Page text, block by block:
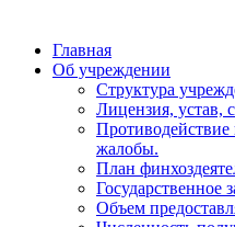
Главная
Об учреждении
Структура
Лицензия, устав,
жалобы.
План
Государственное
Объем